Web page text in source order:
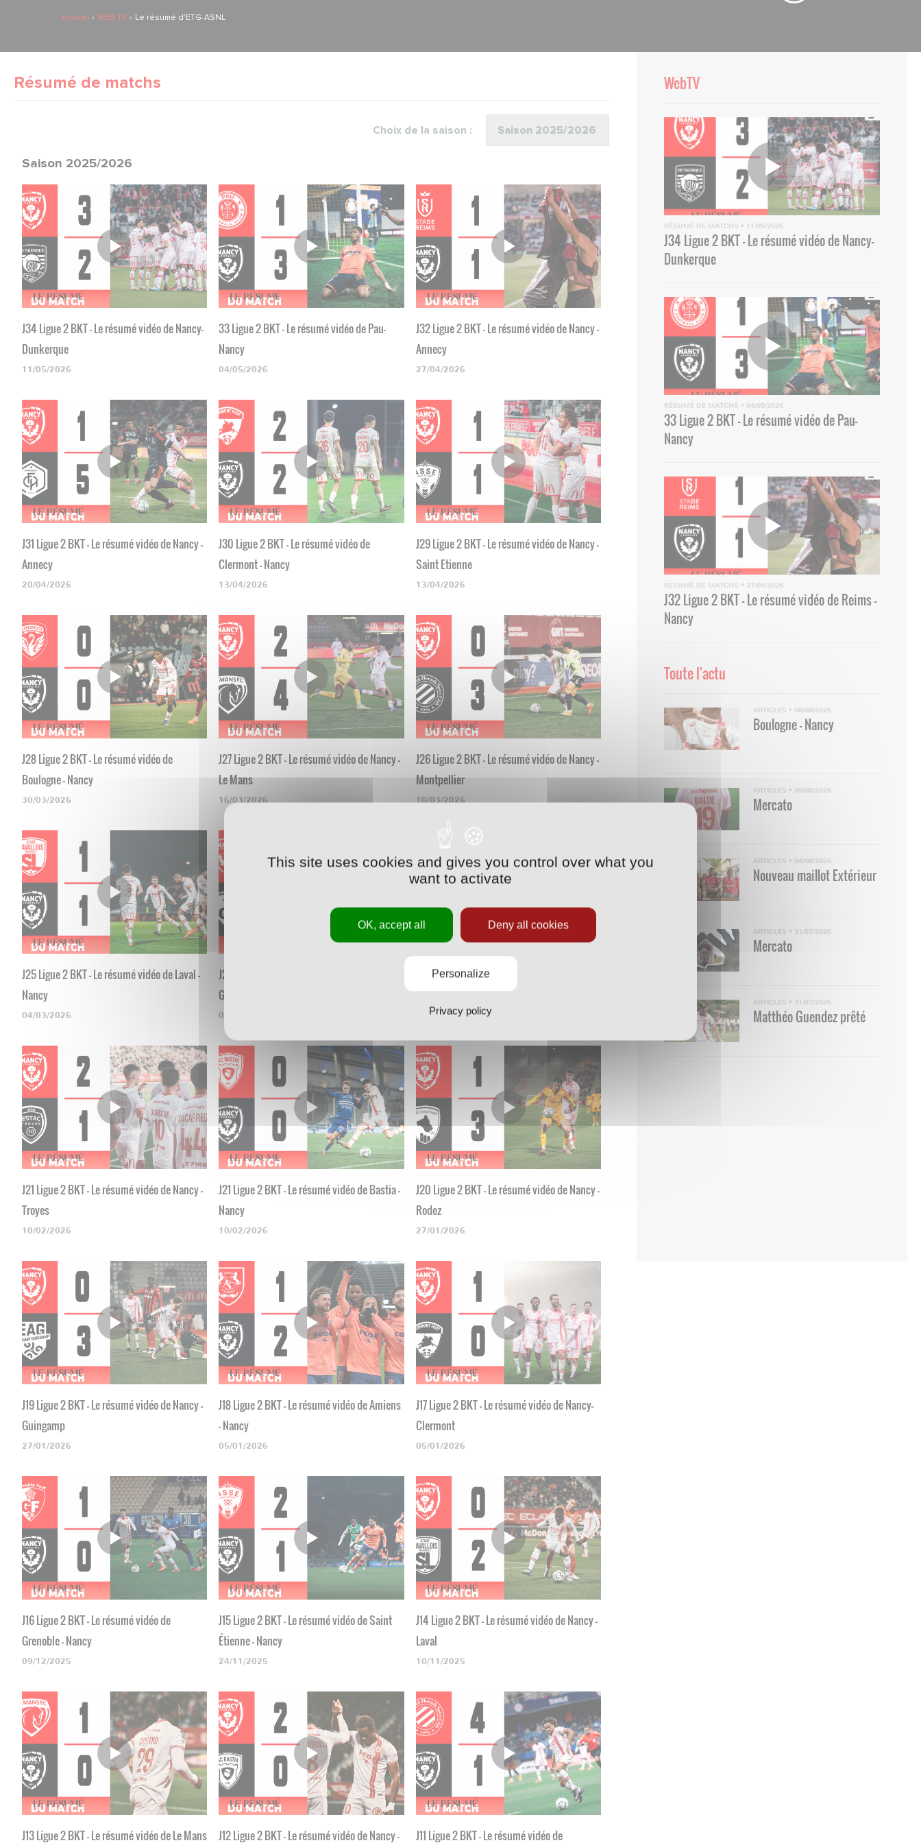
Accueil WEB TV Le résumé d'ETG-ASNL
Résumé de matchs
Choix de la saison :
Saison 2025/2026
J34 Ligue 2 BKT - Le résumé vidéo de Nancy-
Dunkerque
11/05/2026
33 Ligue 2 BKT - Le résumé vidéo de Pau-
Nancy
04/05/2026
J32 Ligue 2 BKT - Le résumé vidéo de Nancy -
Annecy
27/04/2026
J31 Ligue 2 BKT - Le résumé vidéo de Nancy -
Annecy
20/04/2026
J30 Ligue 2 BKT - Le résumé vidéo de
Clermont - Nancy
13/04/2026
J29 Ligue 2 BKT - Le résumé vidéo de Nancy -
Saint Etienne
13/04/2026
J28 Ligue 2 BKT - Le résumé vidéo de
Boulogne - Nancy
30/03/2026
J27 Ligue 2 BKT - Le résumé vidéo de Nancy -
Le Mans
16/03/2026
J26 Ligue 2 BKT - Le résumé vidéo de Nancy -
Montpellier
10/03/2026
J25 Ligue 2 BKT - Le résumé vidéo de Laval -
Nancy
04/03/2026
J24 Ligue 2 BKT - Le résumé vidéo de Nancy -
Grenoble
03/03/2026
J23 Ligue 2 BKT - Le résumé vidéo de Red
Star - Nancy
16/02/2026
J21 Ligue 2 BKT - Le résumé vidéo de Nancy -
Troyes
10/02/2026
J21 Ligue 2 BKT - Le résumé vidéo de Bastia -
Nancy
10/02/2026
J20 Ligue 2 BKT - Le résumé vidéo de Nancy -
Rodez
27/01/2026
J19 Ligue 2 BKT - Le résumé vidéo de Nancy -
Guingamp
27/01/2026
J18 Ligue 2 BKT - Le résumé vidéo de Amiens
- Nancy
05/01/2026
J17 Ligue 2 BKT - Le résumé vidéo de Nancy-
Clermont
05/01/2026
J16 Ligue 2 BKT - Le résumé vidéo de
Grenoble - Nancy
09/12/2025
J15 Ligue 2 BKT - Le résumé vidéo de Saint
Étienne - Nancy
24/11/2025
J14 Ligue 2 BKT - Le résumé vidéo de Nancy -
Laval
10/11/2025
J13 Ligue 2 BKT - Le résumé vidéo de Le Mans J12 Ligue 2 BKT - Le résumé vidéo de Nancy - J11 Ligue 2 BKT - Le résumé vidéo de
WebTV
RÉSUMÉ DE MATCHS • 11/05/2026
J34 Ligue 2 BKT - Le résumé vidéo de Nancy-
Dunkerque
RÉSUMÉ DE MATCHS • 04/05/2026
33 Ligue 2 BKT - Le résumé vidéo de Pau-
Nancy
RÉSUMÉ DE MATCHS • 27/04/2026
J32 Ligue 2 BKT - Le résumé vidéo de Reims -
Nancy
Toute l'actu
ARTICLES • 08/08/2026
Boulogne - Nancy
ARTICLES • 05/08/2026
Mercato
ARTICLES • 04/08/2026
Nouveau maillot Extérieur
ARTICLES • 31/07/2026
Mercato
ARTICLES • 31/07/2026
Matthéo Guendez prêté
This site uses cookies and gives you control over what you
want to activate
OK, accept all Deny all cookies
Personalize
Privacy policy